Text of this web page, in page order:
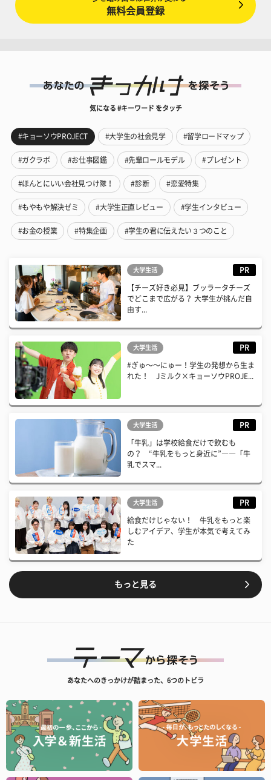
無料会員登録
気になる #キーワード をタッチ
#キョーソウPROJECT #大学生の社会見学 #留学ロードマップ
#ガクラボ #お仕事図鑑 #先輩ロールモデル #プレゼント
#ほんとにいい会社見つけ隊！ #診断 #恋愛特集
#もやもや解決ゼミ #大学生正直レビュー #学生インタビュー
#お金の授業 #特集企画 #学生の君に伝えたい３つのこと
大学生活 PR
【チーズ好き必見】ブッラータチーズ
でどこまで広がる？ 大学生が挑んだ自
由す...
大学生活 PR
#ぎゅ〜〜にゅー！学生の発想から生ま
れた！ Jミルク×キョーソウPROJE...
大学生活 PR
「牛乳」は学校給食だけで飲むも
の？ “牛乳をもっと身近に”――「牛
乳でスマ...
大学生活 PR
給食だけじゃない！ 牛乳をもっと楽
しむアイデア、学生が本気で考えてみ
た
もっと見る
あなたへのきっかけが詰まった、6つのトビラ